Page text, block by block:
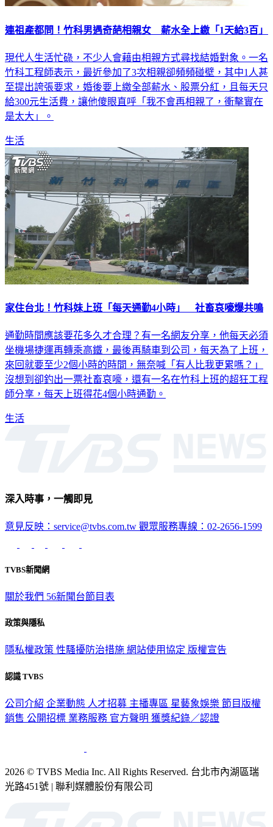
連祖產都問！竹科男遇奇葩相親女 薪水全上繳「1天給3百」
現代人生活忙碌，不少人會藉由相親方式尋找結婚對象。一名
竹科工程師表示，最近參加了3次相親卻頻頻碰壁，其中1人甚
至提出誇張要求，婚後要上繳全部薪水、股票分紅，且每天只
給300元生活費，讓他傻眼直呼「我不會再相親了，衝擊實在
是太大」。
生活
家住台北！竹科妹上班「每天通勤4小時」 社畜哀嚎爆共鳴
通勤時間應該要花多久才合理？有一名網友分享，他每天必須
坐機場捷運再轉乘高鐵，最後再騎車到公司，每天為了上班，
來回就要至少2個小時的時間，無奈喊「有人比我更累嗎？」
沒想到卻釣出一票社畜哀嚎，還有一名在竹科上班的超狂工程
師分享，每天上班得花4個小時通勤。
生活
深入時事，一觸即見
意見反映：service@tvbs.com.tw 觀眾服務專線：02-2656-1599
TVBS新聞網
關於我們 56新聞台節目表
政策與隱私
隱私權政策 性騷擾防治措施 網站使用協定 版權宣告
認識 TVBS
公司介紹 企業動態 人才招募 主播專區 星藝象娛樂 節目版權
銷售 公開招標 業務服務 官方聲明 獲獎紀錄／認證
2026 © TVBS Media Inc. All Rights Reserved. 台北市內湖區瑞
光路451號 | 聯利媒體股份有限公司